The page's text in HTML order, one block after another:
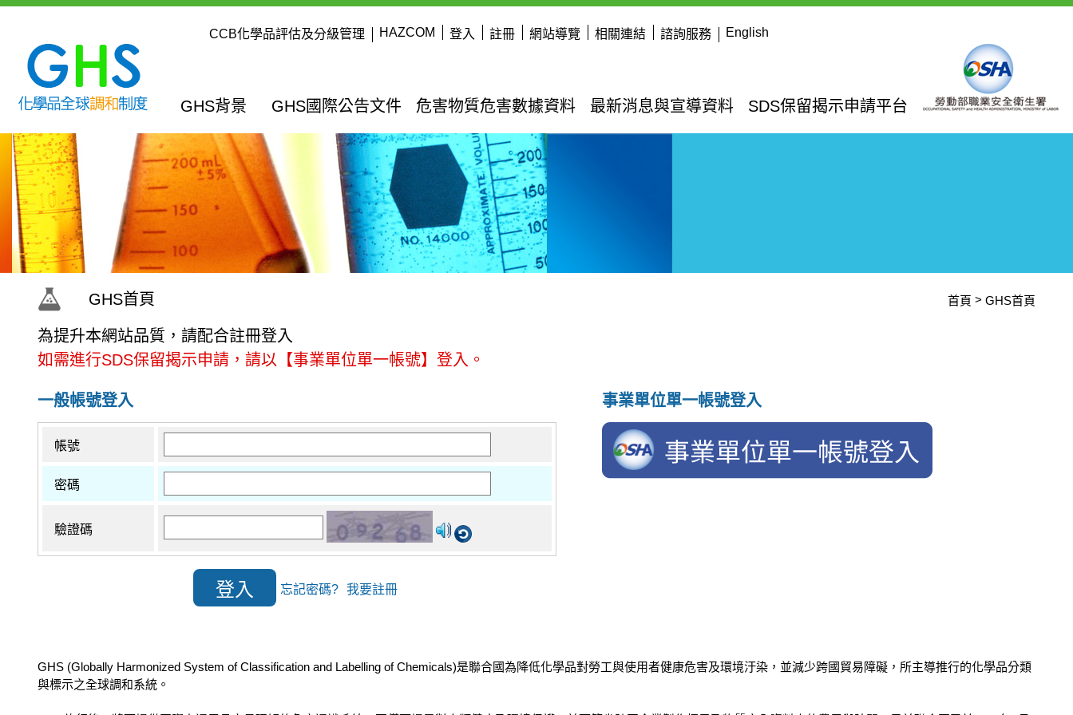
CCB化學品評估及分級管理 HAZCOM 登入 註冊 網站導覽 相關連結 諮詢服務 English
GHS背景 GHS國際公告文件 危害物質危害數據資料 最新消息與宣導資料 SDS保留揭示申請平台
GHS首頁 首頁 GHS首頁
為提升本網站品質，請配合註冊登入
如需進行SDS保留揭示申請，請以【事業單位單一帳號】登入。
一般帳號登入
帳號
密碼
驗證碼
忘記密碼? 我要註冊
事業單位單一帳號登入
GHS (Globally Harmonized System of Classification and Labelling of Chemicals)是聯合國為降低化學品對勞工與使用者健康危害及環境汙染，並減少跨國貿易障礙，所主導推行的化學品分類
與標示之全球調和系統。